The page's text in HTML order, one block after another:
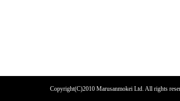
Copyright(C)2010 Marusanmokei Ltd. All rights